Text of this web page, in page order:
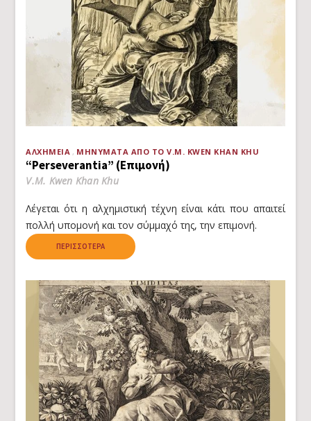
ΑΛΧΗΜΕΊΑ ΜΗΝΎΜΑΤΑ ΑΠΌ ΤΟ V.M. KWEN KHAN KHU
“Perseverantia” (Επιμονή)
V.M. Kwen Khan Khu
Λέγεται ότι η αλχημιστική τέχνη είναι κάτι που απαιτεί
πολλή υπομονή και τον σύμμαχό της, την επιμονή.
ΠΕΡΙΣΣΌΤΕΡΑ